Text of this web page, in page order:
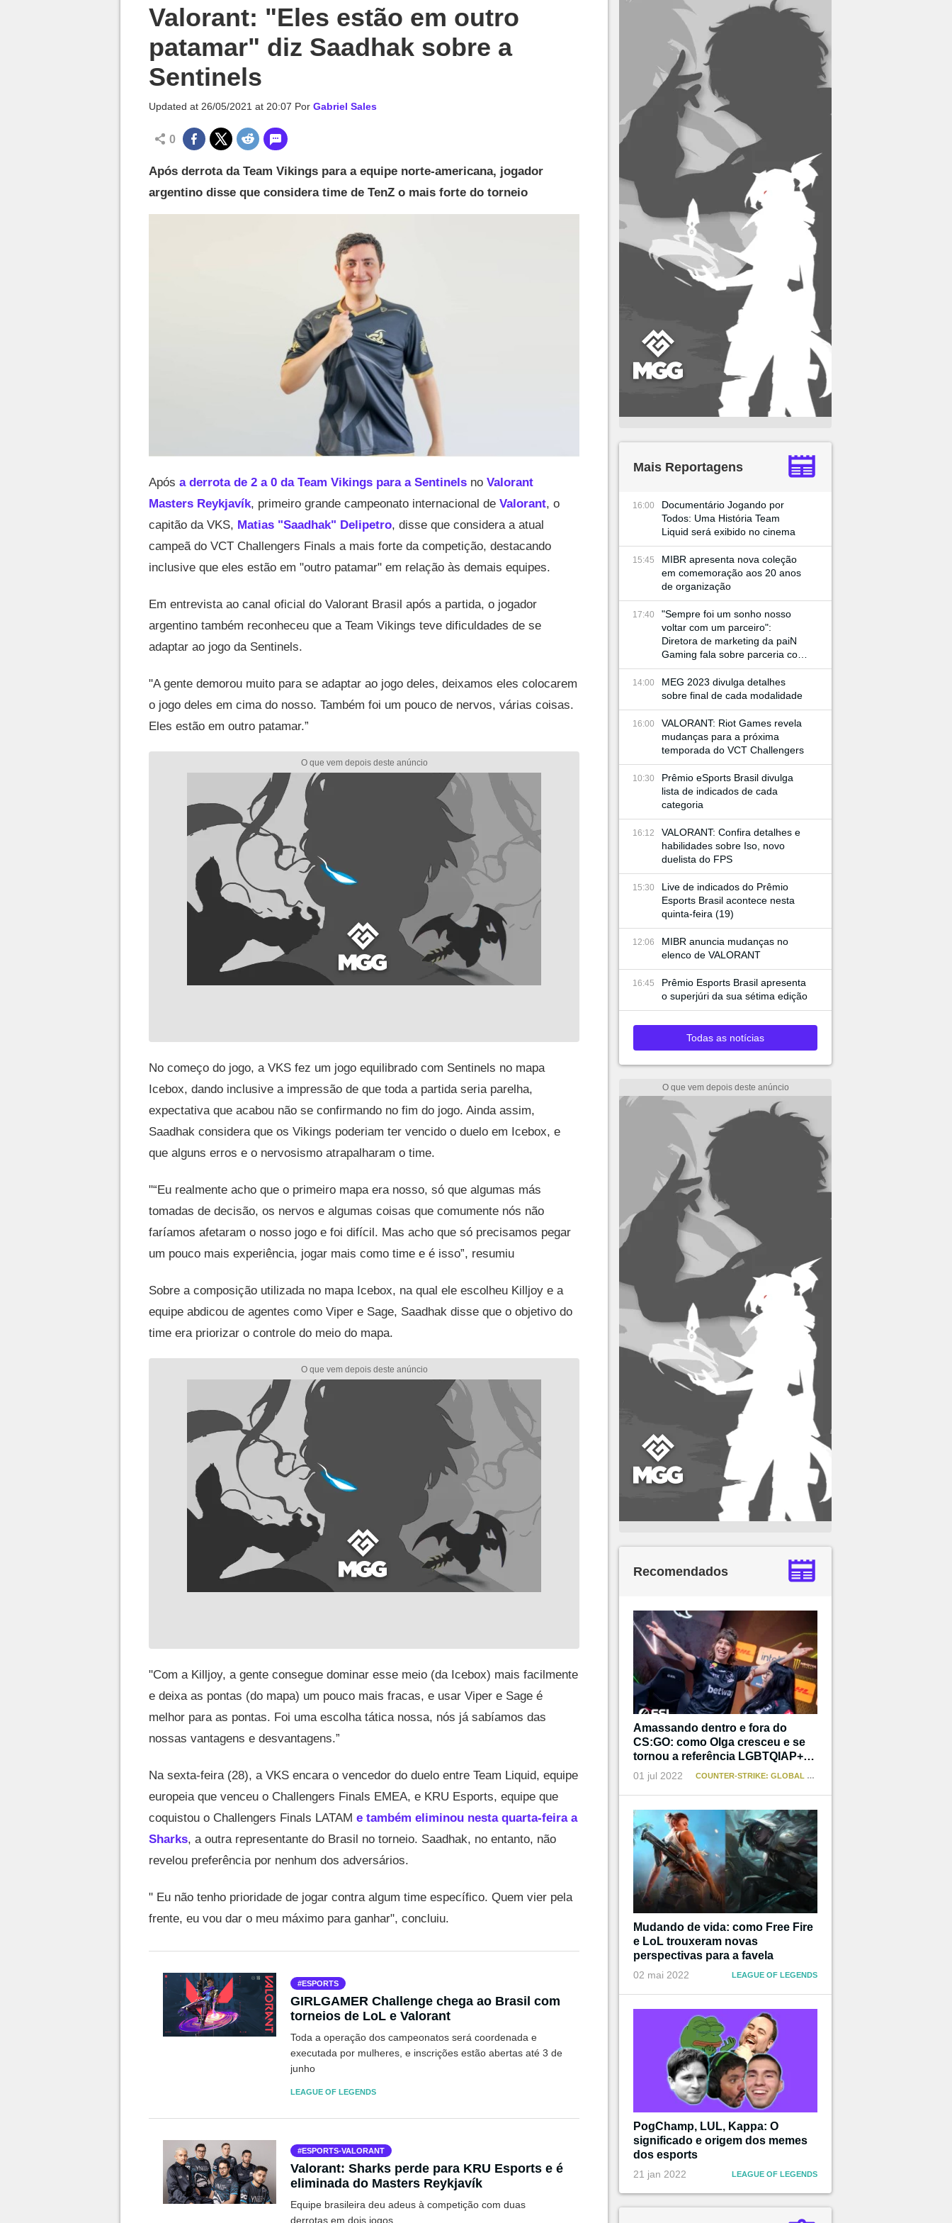
Valorant: "Eles estão em outro
patamar" diz Saadhak sobre a
Sentinels
Updated at 26/05/2021 at 20:07 Por Gabriel Sales
0
Após derrota da Team Vikings para a equipe norte-americana, jogador
argentino disse que considera time de TenZ o mais forte do torneio
Após a derrota de 2 a 0 da Team Vikings para a Sentinels no Valorant
Masters Reykjavík, primeiro grande campeonato internacional de Valorant, o
capitão da VKS, Matias "Saadhak" Delipetro, disse que considera a atual
campeã do VCT Challengers Finals a mais forte da competição, destacando
inclusive que eles estão em "outro patamar" em relação às demais equipes.
Em entrevista ao canal oficial do Valorant Brasil após a partida, o jogador
argentino também reconheceu que a Team Vikings teve dificuldades de se
adaptar ao jogo da Sentinels.
"A gente demorou muito para se adaptar ao jogo deles, deixamos eles colocarem
o jogo deles em cima do nosso. Também foi um pouco de nervos, várias coisas.
Eles estão em outro patamar.”
No começo do jogo, a VKS fez um jogo equilibrado com Sentinels no mapa
Icebox, dando inclusive a impressão de que toda a partida seria parelha,
expectativa que acabou não se confirmando no fim do jogo. Ainda assim,
Saadhak considera que os Vikings poderiam ter vencido o duelo em Icebox, e
que alguns erros e o nervosismo atrapalharam o time.
"“Eu realmente acho que o primeiro mapa era nosso, só que algumas más
tomadas de decisão, os nervos e algumas coisas que comumente nós não
faríamos afetaram o nosso jogo e foi difícil. Mas acho que só precisamos pegar
um pouco mais experiência, jogar mais como time e é isso”, resumiu
Sobre a composição utilizada no mapa Icebox, na qual ele escolheu Killjoy e a
equipe abdicou de agentes como Viper e Sage, Saadhak disse que o objetivo do
time era priorizar o controle do meio do mapa.
"Com a Killjoy, a gente consegue dominar esse meio (da Icebox) mais facilmente
e deixa as pontas (do mapa) um pouco mais fracas, e usar Viper e Sage é
melhor para as pontas. Foi uma escolha tática nossa, nós já sabíamos das
nossas vantagens e desvantagens.”
Na sexta-feira (28), a VKS encara o vencedor do duelo entre Team Liquid, equipe
europeia que venceu o Challengers Finals EMEA, e KRU Esports, equipe que
coquistou o Challengers Finals LATAM e também eliminou nesta quarta-feira a
Sharks, a outra representante do Brasil no torneio. Saadhak, no entanto, não
revelou preferência por nenhum dos adversários.
" Eu não tenho prioridade de jogar contra algum time específico. Quem vier pela
frente, eu vou dar o meu máximo para ganhar", concluiu.
ESPORTS
GIRLGAMER Challenge chega ao Brasil com
torneios de LoL e Valorant
Toda a operação dos campeonatos será coordenada e
executada por mulheres, e inscrições estão abertas até 3 de
junho
LEAGUE OF LEGENDS
ESPORTS-VALORANT
Valorant: Sharks perde para KRU Esports e é
eliminada do Masters Reykjavík
Equipe brasileira deu adeus à competição com duas
derrotas em dois jogos
Mais Reportagens
16:00
Documentário Jogando por
Todos: Uma História Team
Liquid será exibido no cinema
15:45
MIBR apresenta nova coleção
em comemoração aos 20 anos
de organização
17:40
"Sempre foi um sonho nosso
voltar com um parceiro":
Diretora de marketing da paiN
Gaming fala sobre parceria com
JBL e retorno à BGS
14:00
MEG 2023 divulga detalhes
sobre final de cada modalidade
16:00
VALORANT: Riot Games revela
mudanças para a próxima
temporada do VCT Challengers
10:30
Prêmio eSports Brasil divulga
lista de indicados de cada
categoria
16:12
VALORANT: Confira detalhes e
habilidades sobre Iso, novo
duelista do FPS
15:30
Live de indicados do Prêmio
Esports Brasil acontece nesta
quinta-feira (19)
12:06
MIBR anuncia mudanças no
elenco de VALORANT
16:45
Prêmio Esports Brasil apresenta
o superjúri da sua sétima edição
Todas as notícias
Recomendados
Amassando dentro e fora do
CS:GO: como Olga cresceu e se
tornou a referência LGBTQIAP+
que não teve
01 jul 2022 COUNTER-STRIKE: GLOBAL OFFENSIVE
Mudando de vida: como Free Fire
e LoL trouxeram novas
perspectivas para a favela
02 mai 2022 LEAGUE OF LEGENDS
PogChamp, LUL, Kappa: O
significado e origem dos memes
dos esports
21 jan 2022 LEAGUE OF LEGENDS